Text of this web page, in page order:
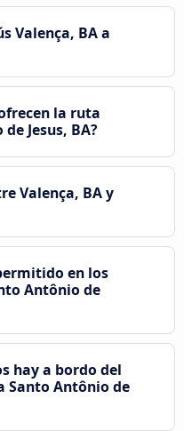
Valença, BA a
la ruta
Jesus, BA?
Valença, BA y
en los
Antônio de
hay a bordo del
Santo Antônio de